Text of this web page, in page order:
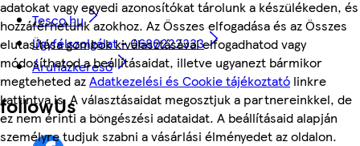
adatokat vagy egyedi azonosítókat tárolunk a készülékeden, és
hozzáférhetünk azokhoz. Az Összes elfogadása és az Összes
elutasítása gombok kiválasztásával elfogadhatod vagy
módosíthatod a beállításaidat, illetve ugyanezt bármikor
megteheted azAdatkezelési és Cookie tájékoztató linkre
kattintva is. A választásaidat megosztjuk a partnereinkkel, de
ez nem érinti a böngészési adataidat. A beállításaid alapján
személyre tudjuk szabni a vásárlási élményedet az oldalon.
Tesco.hu
Ügyfélszolgálat - 0680222333
Áruházkereső
followUs